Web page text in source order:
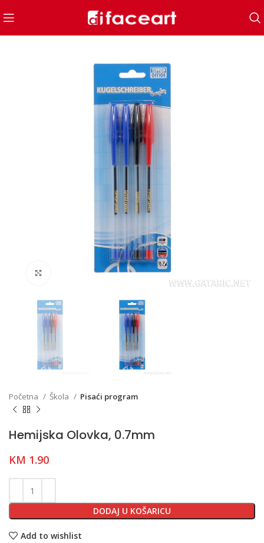
Click to enlarge
Početna Škola Pisaći program
Hemijska Olovka, 0.7mm
KM 1.90
DODAJ U KOŠARICU
Add to wishlist